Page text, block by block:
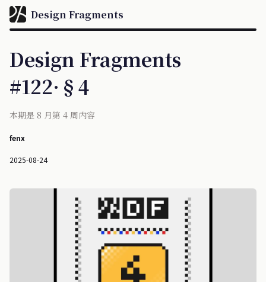
Design Fragments
Design Fragments
#122·§4
本期是 8 月第 4 周内容
fenx
2025-08-24